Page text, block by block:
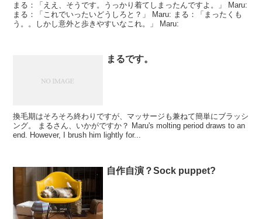
まる：「ええ、そうです。うっかり着てしまったんですよ。」 Maru:
まる：「これでいったいどうしろと？」 Maru: まる：「まったくも
う。。しかし意外と歩きやすいなこれ。」 Maru:
まるです。
換毛期はそろそろ終わりですが、マッサージも兼ねて簡単にブラッシ
ング。 まるさん、いかがですか？ Maru's molting period draws to an
end. However, I brush him lightly for...
自作自演？Sock puppet?